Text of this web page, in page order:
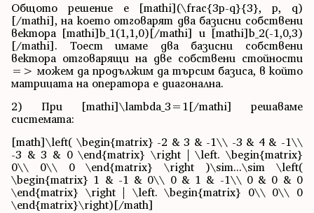
Общото решение е [mathi](\frac{3p-q}{3}, p, q)
[/mathi], на което отговарят два базисни собствени
вектора [mathi]b_1(1,1,0)[/mathi] и [mathi]b_2(-1,0,3)
[/mathi]. Тоест имаме два базисни собствени
вектора отговарящи на две собствени стойности
=> можем да продължим да търсим базиса, в който
матрицата на оператора е диагонална.
2) При [mathi]\lambda_3=1[/mathi] решаваме
системата:
[math]\left( \begin{matrix} -2 & 3 & -1\\ -3 & 4 & -1\\
-3 & 3 & 0 \end{matrix} \right | \left. \begin{matrix}
0\\ 0\\ 0 \end{matrix} \right )\sim...\sim \left(
\begin{matrix} 1 & -1 & 0\\ 0 & 1 & -1\\ 0 & 0 & 0
\end{matrix} \right | \left. \begin{matrix} 0\\ 0\\ 0
\end{matrix}\right)[/math]